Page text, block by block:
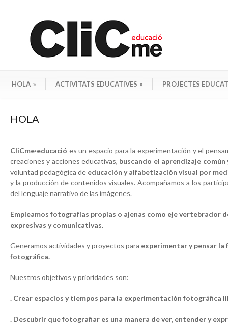
HOLA » ACTIVITATS EDUCATIVES » PROJECTES
HOLA
CliCme·educació es un espacio para la experimentación y el
creaciones y acciones educativas, buscando el aprendizaje
voluntad pedagógica de educación y alfabetización visual por
y la producción de contenidos visuales. Acompañamos a los
del lenguaje narrativo de las imágenes.
Empleamos fotografías propias o ajenas como eje vertebrador
expresivas y comunicativas.
Generamos actividades y proyectos para experimentar y pensar
fotográfica.
Nuestros objetivos y prioridades son:
. Crear espacios y tiempos para la experimentación fotográfica
. Descubrir que fotografiar es una manera de ver, entender y